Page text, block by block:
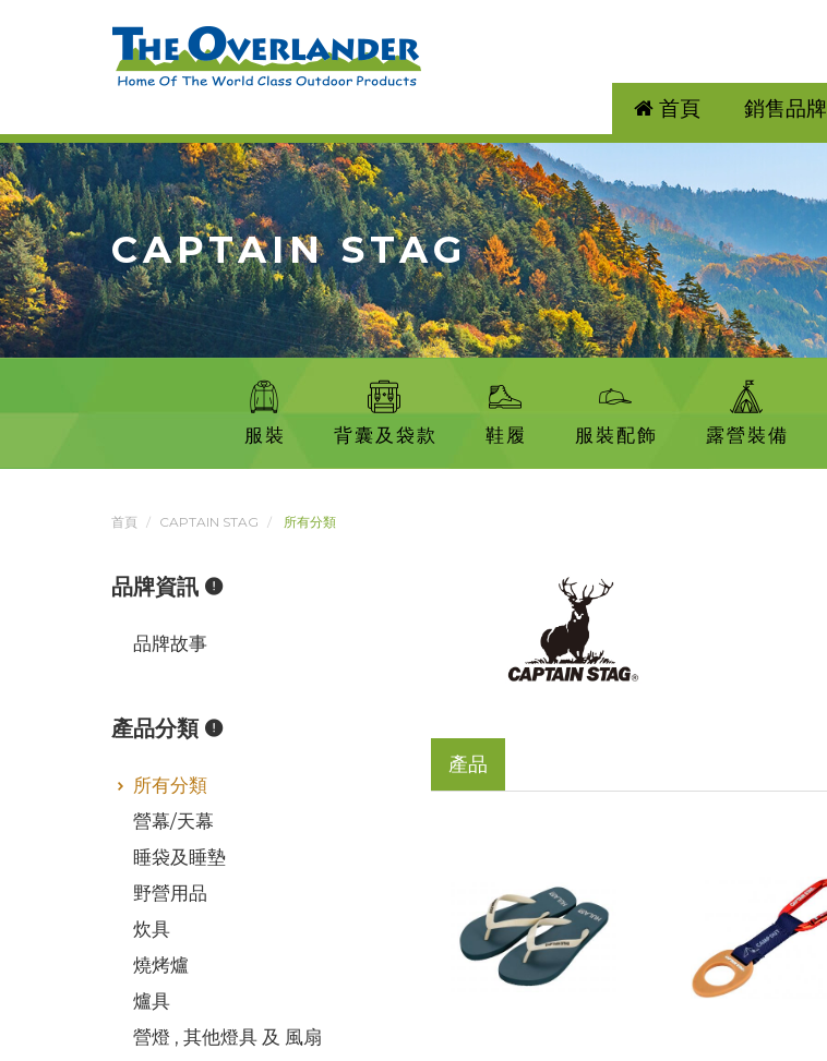
首頁 銷售品牌
CAPTAIN STAG
服裝 背囊及袋款 鞋履 服裝配飾 露營裝備
首頁 CAPTAIN STAG 所有分類
產品
品牌資訊
品牌故事
產品分類
所有分類
營幕/天幕
睡袋及睡墊
野營用品
炊具
燒烤爐
爐具
營燈 , 其他燈具 及 風扇